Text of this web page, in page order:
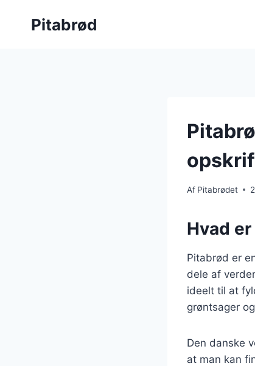
Pitabrød
Af Pitabrødet
Hvad
Pitabrød er
dele af
ideelt til at
grøntsager
Den danske
at man kan